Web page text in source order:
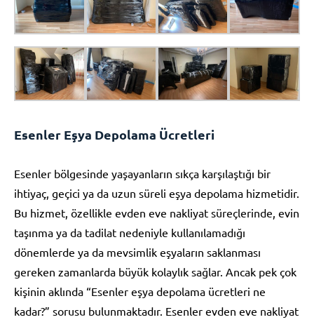
Esenler Eşya Depolama Ücretleri
Esenler bölgesinde yaşayanların sıkça karşılaştığı bir
ihtiyaç, geçici ya da uzun süreli eşya depolama hizmetidir.
Bu hizmet, özellikle evden eve nakliyat süreçlerinde, evin
taşınma ya da tadilat nedeniyle kullanılamadığı
dönemlerde ya da mevsimlik eşyaların saklanması
gereken zamanlarda büyük kolaylık sağlar. Ancak pek çok
kişinin aklında “Esenler eşya depolama ücretleri ne
kadar?” sorusu bulunmaktadır. Esenler evden eve nakliyat